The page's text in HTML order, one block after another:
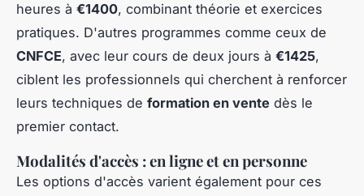
heures à €1400, combinant théorie et exercices
pratiques. D'autres programmes comme ceux de
CNFCE, avec leur cours de deux jours à €1425,
ciblent les professionnels qui cherchent à renforcer
leurs techniques de formation en vente dès le
premier contact.
Modalités d'accès : en ligne et en personne
Les options d'accès varient également pour ces